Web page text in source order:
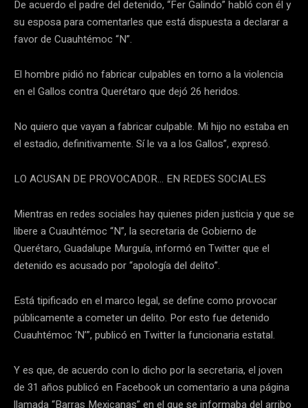
De acuerdo el padre del detenido, “Fer Galindo” habló con él y
su esposa para comentarles que está dispuesta a declarar a
favor de Cuauhtémoc “N”.
El hombre pidió no fabricar culpables en torno a la violencia
en el Gallos contra Querétaro que dejó 26 heridos.
No quiero que vayan a fabricar culpable. Mi hijo no estaba en
el estadio, definitivamente. Sí le va a los Gallos”, expresó.
LO ACUSAN DE PROVOCADOR… EN REDES SOCIALES
Mientras en redes sociales hay quienes piden justicia y que se
libere a Cuauhtémoc “N”, la secretaria de Gobierno de
Querétaro, Guadalupe Murguía, informó en Twitter que el
detenido es acusado por “apología del delito”.
Está tipificado en el marco legal, se define como provocar
públicamente a cometer un delito. Por esto fue detenido
Cuauhtémoc ‘N’”, publicó en Twitter la funcionaria estatal.
Y es que, de acuerdo con lo dicho por la secretaria, el joven
de 31 años publicó en Facebook un comentario a una página
llamada “Barras Mexicanas” en el que se informaba del arribo